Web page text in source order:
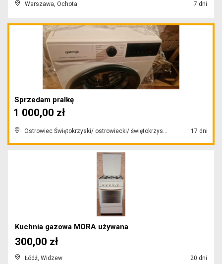
Warszawa, Ochota 7 dni
Sprzedam pralkę
Ostrowiec Świętokrzyski/ ostrowiecki/ świętokrzyskie 17 dni
1 000,00 zł
Kuchnia gazowa MORA używana
Łódź, Widzew 20 dni
300,00 zł